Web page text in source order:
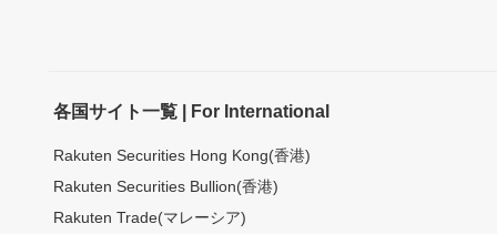
各国サイト一覧 | For International
Rakuten Securities Hong Kong(香港)
Rakuten Securities Bullion(香港)
Rakuten Trade(マレーシア)